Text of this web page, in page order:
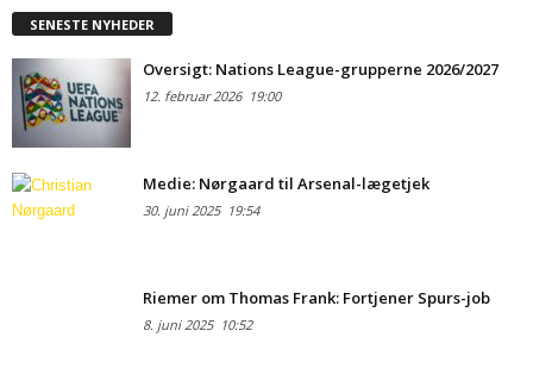
SENESTE NYHEDER
Oversigt: Nations League-grupperne 2026/2027
12. februar 202619:00
Medie: Nørgaard til Arsenal-lægetjek
30. juni 202519:54
Riemer om Thomas Frank: Fortjener Spurs-job
8. juni 202510:52